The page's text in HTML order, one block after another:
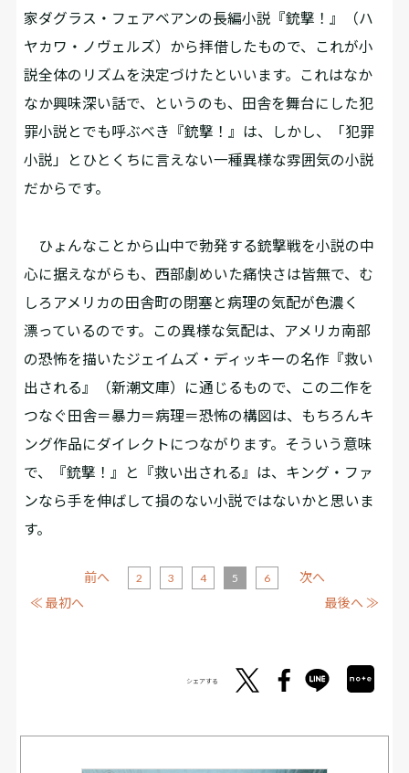
家ダグラス・フェアベアンの長編小説『銃撃！』（ハ
ヤカワ・ノヴェルズ）から拝借したもので、これが小
説全体のリズムを決定づけたといいます。これはなか
なか興味深い話で、というのも、田舎を舞台にした犯
罪小説とでも呼ぶべき『銃撃！』は、しかし、「犯罪
小説」とひとくちに言えない一種異様な雰囲気の小説
だからです。
ひょんなことから山中で勃発する銃撃戦を小説の中
心に据えながらも、西部劇めいた痛快さは皆無で、む
しろアメリカの田舎町の閉塞と病理の気配が色濃く
漂っているのです。この異様な気配は、アメリカ南部
の恐怖を描いたジェイムズ・ディッキーの名作『救い
出される』（新潮文庫）に通じるもので、この二作を
つなぐ田舎＝暴力＝病理＝恐怖の構図は、もちろんキ
ング作品にダイレクトにつながります。そういう意味
で、『銃撃！』と『救い出される』は、キング・ファ
ンなら手を伸ばして損のない小説ではないかと思いま
す。
≪ 最初へ
前へ 2 3 4 5 6
次へ
最後へ ≫
シェアする